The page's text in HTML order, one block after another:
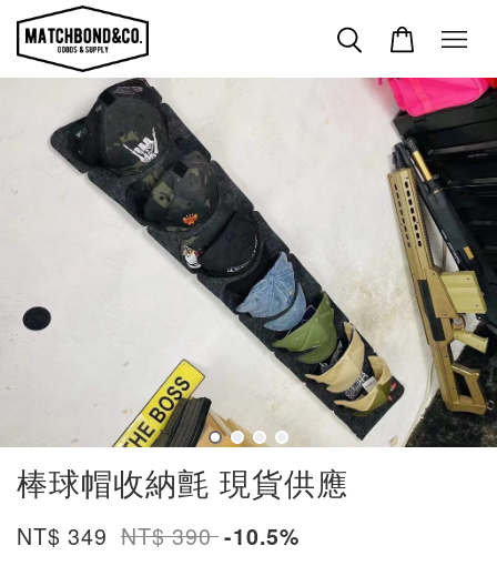
棒球帽收納氈 現貨供應
NT$ 349 NT$ 390-10.5%